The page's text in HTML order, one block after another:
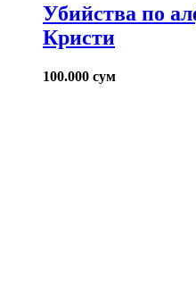
Убийства по
Кристи
100.000 сум